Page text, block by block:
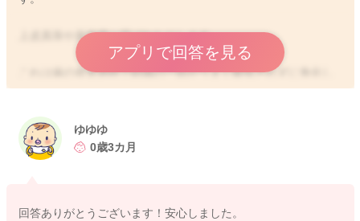
上皮真珠や真珠腫と呼ばれたりします。
これは歯の発育過程で組織の一部がうまく吸収されずに角化し
たものと考えられています。
乳歯が生えるころには自然に消失するので、通常治療は必要な
いようです。
アプリで回答を見る
ゆゆゆ
0歳3カ月
回答ありがとうございます！安心しました。